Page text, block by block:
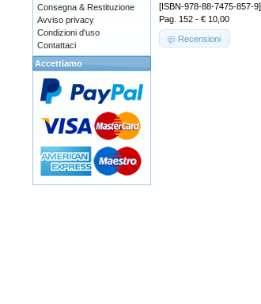
[ISBN-978-88-7475-857-9]
Pag. 152 - € 10,00
Recensioni
Consegna & Restituzione
Avviso privacy
Condizioni d'uso
Contattaci
Accettiamo